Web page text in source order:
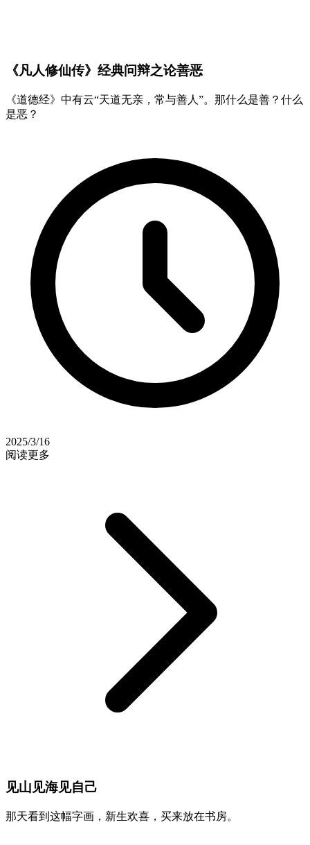
《凡人修仙传》经典问辩之论善恶
《道德经》中有云“天道无亲，常与善人”。那什么是善？什么
是恶？
2025/3/16
阅读更多
见山见海见自己
那天看到这幅字画，新生欢喜，买来放在书房。